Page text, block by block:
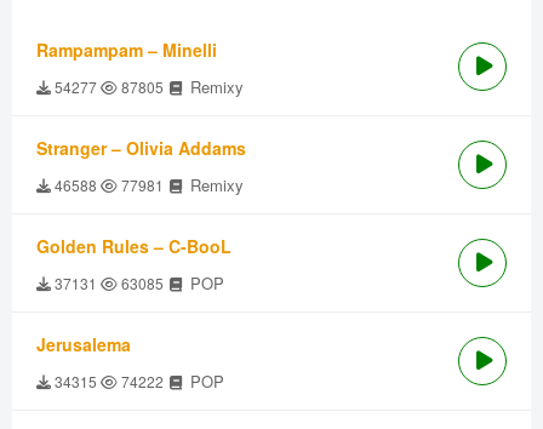
Rampampam – Minelli
54277 87805 Remixy
Stranger – Olivia Addams
46588 77981 Remixy
Golden Rules – C-BooL
37131 63085 POP
Jerusalema
34315 74222 POP